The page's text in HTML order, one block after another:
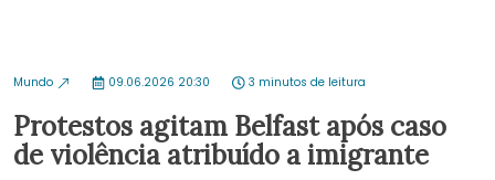
Mundo 09.06.2026 20:30 3 minutos de leitura
Protestos agitam Belfast após caso
de violência atribuído a imigrante